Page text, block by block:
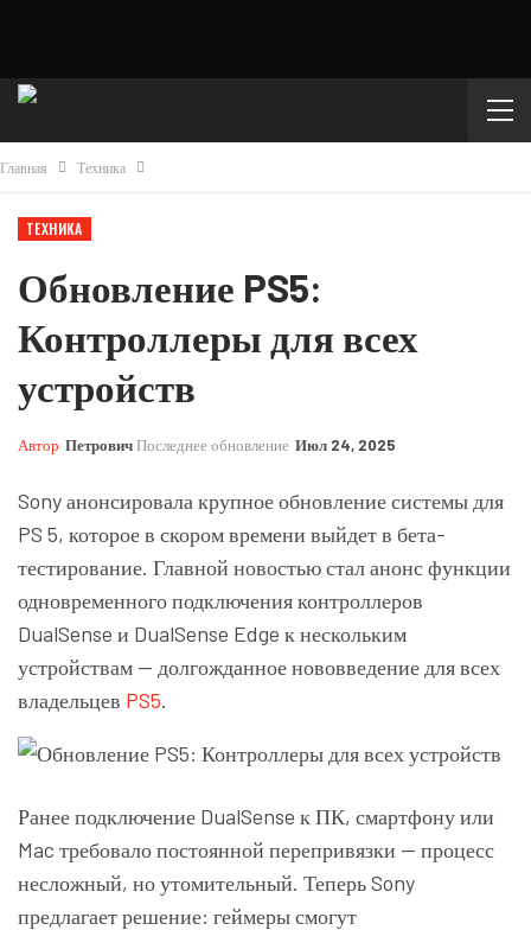
Главная Техника
ТЕХНИКА
Обновление PS5:
Контроллеры для всех
устройств
Автор ПетровичПоследнее обновление Июл 24, 2025
Sony анонсировала крупное обновление системы для
PS 5, которое в скором времени выйдет в бета-
тестирование. Главной новостью стал анонс функции
одновременного подключения контроллеров
DualSense и DualSense Edge к нескольким
устройствам — долгожданное нововведение для всех
владельцев PS5.
Ранее подключение DualSense к ПК, смартфону или
Mac требовало постоянной перепривязки — процесс
несложный, но утомительный. Теперь Sony
предлагает решение: геймеры смогут